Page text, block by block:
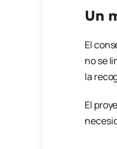
Un
El
no se
la
El